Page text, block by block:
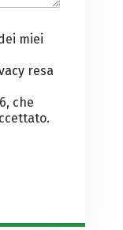
miei
resa
che